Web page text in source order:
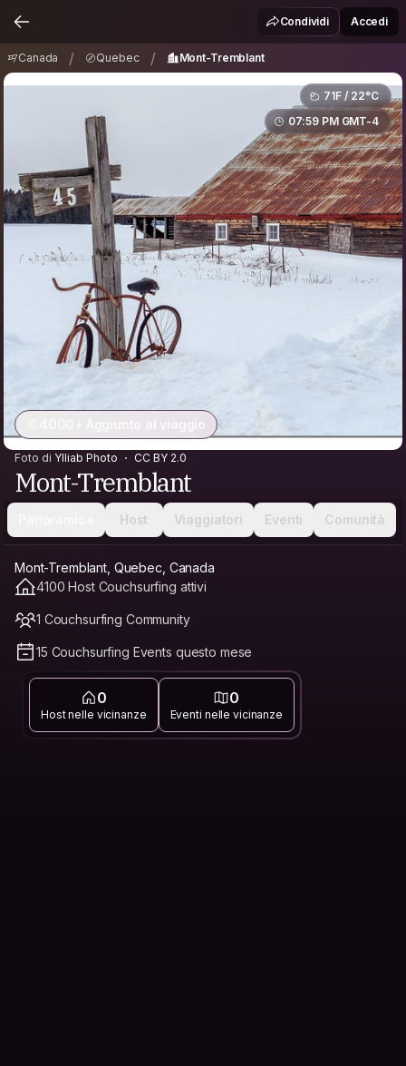
Mont-Tremblant
Condividi Accedi
Canada / Quebec / Mont-Tremblant
71F / 22°C
07:59 PM GMT-4
4000+ Aggiunto al viaggio
Foto di Ylliab Photo CC BY 2.0
Mont-Tremblant
Host Viaggiatori Eventi Comunità
Mont-Tremblant, Quebec, Canada
4100 Host Couchsurfing attivi
1 Couchsurfing Community
15 Couchsurfing Events questo mese
0
Host nelle vicinanze
0
Eventi nelle vicinanze